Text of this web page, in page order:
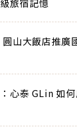
圓山大飯店推廣
心泰 GLin 如